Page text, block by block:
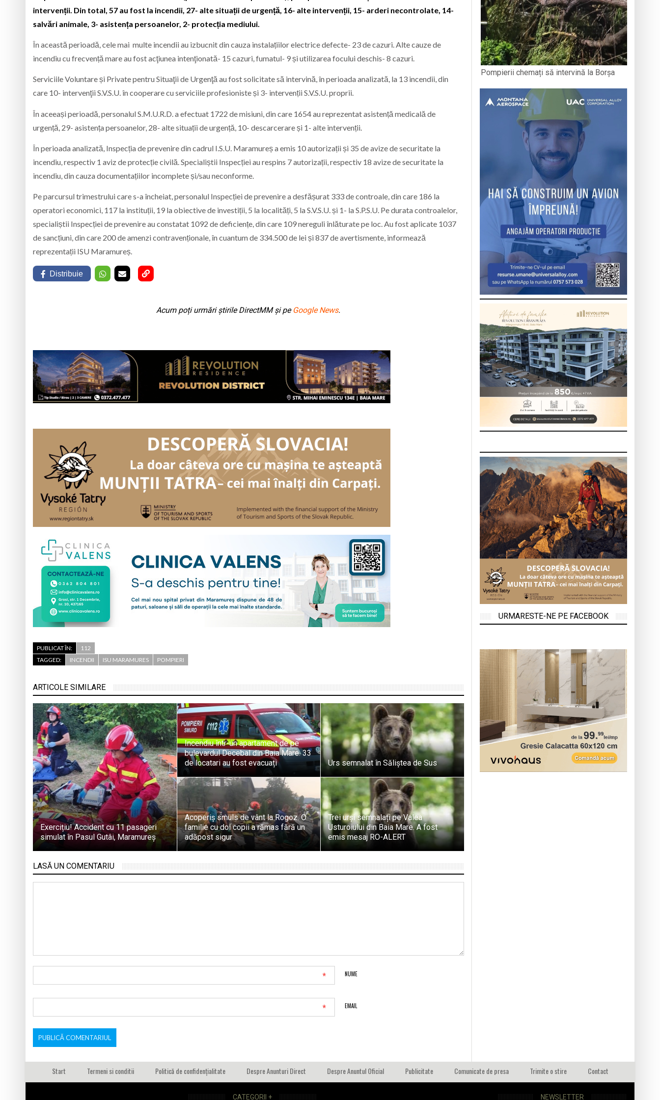
intervenții. Din total, 57 au fost la incendii, 27- alte situații de urgență, 16- alte intervenții, 15- arderi necontrolate, 14-
salvări animale, 3- asistența persoanelor, 2- protecția mediului.
În această perioadă, cele mai multe incendii au izbucnit din cauza instalațiilor electrice defecte- 23 de cazuri. Alte cauze de
incendiu cu frecvență mare au fost acţiunea intenţionată- 15 cazuri, fumatul- 9 și utilizarea focului deschis- 8 cazuri.
Serviciile Voluntare și Private pentru Situaţii de Urgenţă au fost solicitate să intervină, în perioada analizată, la 13 incendii, din
care 10- intervenţii S.V.S.U. în cooperare cu serviciile profesioniste și 3- intervenții S.V.S.U. proprii.
În aceeași perioadă, personalul S.M.U.R.D. a efectuat 1722 de misiuni, din care 1654 au reprezentat asistență medicală de
urgență, 29- asistența persoanelor, 28- alte situații de urgență, 10- descarcerare și 1- alte intervenții.
În perioada analizată, Inspecția de prevenire din cadrul I.S.U. Maramureș a emis 10 autorizații și 35 de avize de securitate la
incendiu, respectiv 1 aviz de protecție civilă. Specialiștii Inspecției au respins 7 autorizații, respectiv 18 avize de securitate la
incendiu, din cauza documentațiilor incomplete și/sau neconforme.
Pe parcursul trimestrului care s-a încheiat, personalul Inspecției de prevenire a desfășurat 333 de controale, din care 186 la
operatori economici, 117 la instituții, 19 la obiective de investiții, 5 la localități, 5 la S.V.S.U. și 1- la S.P.S.U. Pe durata controalelor,
specialiștii Inspecției de prevenire au constatat 1092 de deficiențe, din care 109 nereguli înlăturate pe loc. Au fost aplicate 1037
de sancțiuni, din care 200 de amenzi contravenționale, în cuantum de 334.500 de lei și 837 de avertismente, informează
reprezentații ISU Maramureș.
Distribuie
Acum poți urmări știrile DirectMM și pe Google News.
PUBLICAT ÎN:
112
TAGGED:
INCENDII ISU MARAMURES POMPIERI
ARTICOLE SIMILARE
Exercițiu! Accident cu 11 pasageri
simulat în Pasul Gutâi, Maramureș
Incendiu într-un apartament de pe
bulevardul Decebal din Baia Mare. 33
de locatari au fost evacuați
Urs semnalat în Săliștea de Sus
Acoperiș smuls de vânt la Rogoz. O
familie cu doi copii a rămas fără un
adăpost sigur
Trei urși semnalați pe Valea
Usturoiului din Baia Mare. A fost
emis mesaj RO-ALERT
LASĂ UN COMENTARIU
NUME
*
EMAIL
*
Pompierii chemați să intervină la Borșa
URMARESTE-NE PE FACEBOOK
Start Termeni si conditii Politică de confidențialitate Despre Anunturi Direct Despre Anuntul Oficial Publicitate Comunicate de presa Trimite o stire Contact
CATEGORII + NEWSLETTER